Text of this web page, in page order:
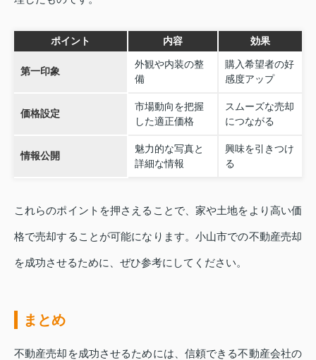
ポイント 内容 効果
第一印象
外観や内装の整
備
購入希望者の好
感度アップ
価格設定
市場動向を把握
した適正価格
スムーズな売却
につながる
情報公開
魅力的な写真と
詳細な情報
興味を引きつけ
る
これらのポイントを押さえることで、家や土地をより高い価
格で売却することが可能になります。小山市での不動産売却
を成功させるために、ぜひ参考にしてください。
まとめ
不動産売却を成功させるためには、信頼できる不動産会社の